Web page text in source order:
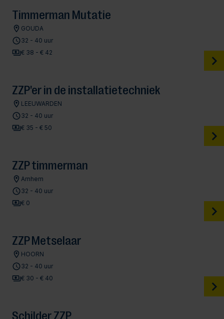
Timmerman Mutatie
GOUDA
32 - 40 uur
€ 38 - € 42
ZZP'er in de installatietechniek
LEEUWARDEN
32 - 40 uur
€ 35 - € 50
ZZP timmerman
Arnhem
32 - 40 uur
€ 0
ZZP Metselaar
HOORN
32 - 40 uur
€ 30 - € 40
Schilder ZZP